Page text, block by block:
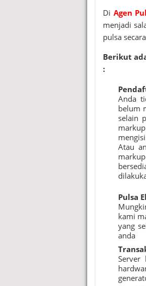
Di Agen
menjadi
pulsa
Berikut
:
Anda
belum
selain
Atau
Pulsa
kami
yang
anda
Server